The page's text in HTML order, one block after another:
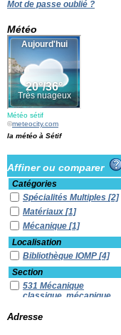
Mot de passe oublié ?
Météo
Météo sétif
©meteocity.com
la météo à Sétif
Affiner ou comparer
Catégories
Spécialités Multiples [2]
Matériaux [1]
Mécanique [1]
Localisation
Bibliothèque IOMP [4]
Section
531 Mécanique
classique, mécanique
536 Chaleur
Adresse